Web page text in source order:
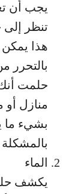
يجب أن
تنظر إلى
هذا يمكن
بالتحرر
حلمت
منازل أو
بشيء ما
الماء
يكشف